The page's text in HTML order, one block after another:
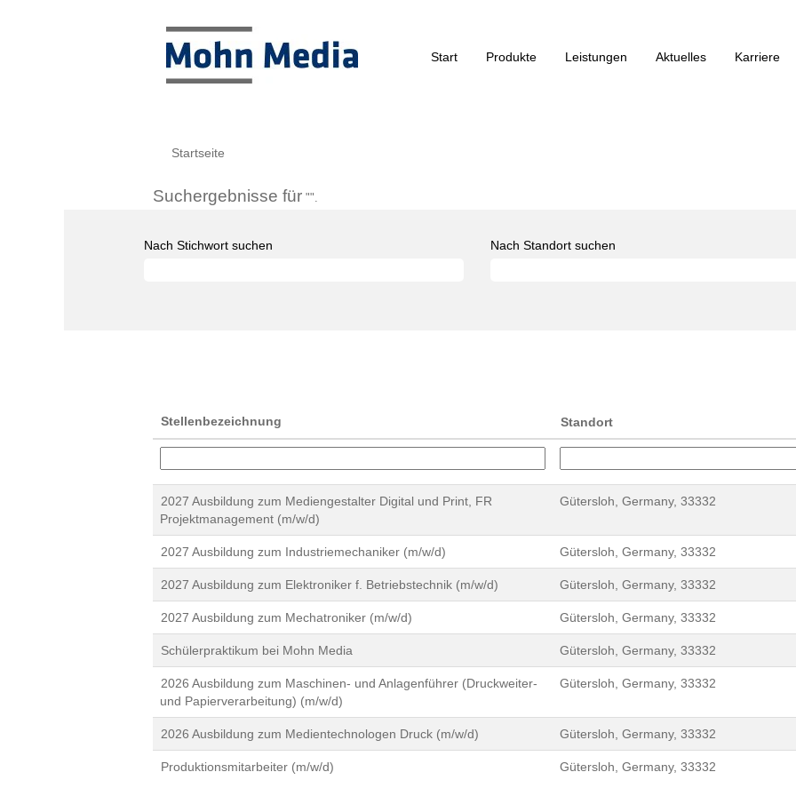
Start Produkte Leistungen Aktuelles Karriere
Startseite
Suchergebnisse für "".
Nach Stichwort suchen Nach Standort suchen
Stellenbezeichnung Standort
2027 Ausbildung zum Mediengestalter Digital und Print, FR
Projektmanagement (m/w/d)
Gütersloh, Germany, 33332
2027 Ausbildung zum Industriemechaniker (m/w/d) Gütersloh, Germany, 33332
2027 Ausbildung zum Elektroniker f. Betriebstechnik (m/w/d) Gütersloh, Germany, 33332
2027 Ausbildung zum Mechatroniker (m/w/d) Gütersloh, Germany, 33332
Schülerpraktikum bei Mohn Media Gütersloh, Germany, 33332
2026 Ausbildung zum Maschinen- und Anlagenführer (Druckweiter-
und Papierverarbeitung) (m/w/d)
Gütersloh, Germany, 33332
2026 Ausbildung zum Medientechnologen Druck (m/w/d) Gütersloh, Germany, 33332
Produktionsmitarbeiter (m/w/d) Gütersloh, Germany, 33332